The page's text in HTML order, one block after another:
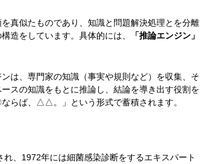
真似たものであり、知識と問題解決処理とを分離
造をしています。具体的には、
「推論エンジン」
は、専門家の知識（事実や規則など）を収集、そ
スの知識をもとに推論し、結論を導き出す役割を
らば、△△。」という形式で蓄積されます。
、 1972年には細菌感染診断をするエキスパート